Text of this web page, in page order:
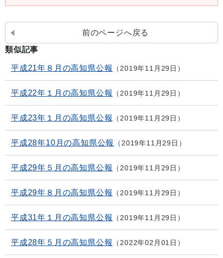
前のページへ戻る
類似記事
平成21年８月の高知県公報 2019年11月29日
平成22年１月の高知県公報 2019年11月29日
平成23年１月の高知県公報 2019年11月29日
平成28年10月の高知県公報 2019年11月29日
平成29年５月の高知県公報 2019年11月29日
平成29年８月の高知県公報 2019年11月29日
平成31年１月の高知県公報 2019年11月29日
平成28年５月の高知県公報 2022年02月01日